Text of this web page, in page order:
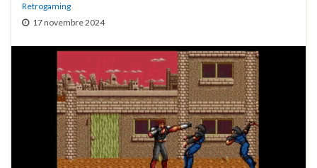
Retrogaming
17 novembre 2024